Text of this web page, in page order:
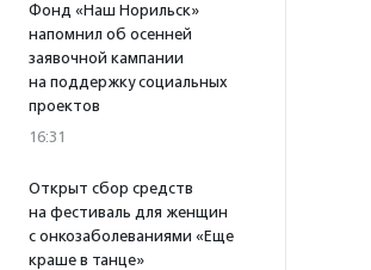
Фонд «Наш Норильск»
напомнил об осенней
заявочной кампании
на поддержку социальных
проектов
16:31
Открыт сбор средств
на фестиваль для женщин
с онкозаболеваниями «Еще
краше в танце»